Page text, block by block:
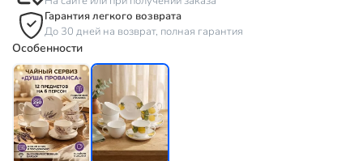
Гарантия легкого возврата
До 30 дней на возврат, полная гарантия
Особенности